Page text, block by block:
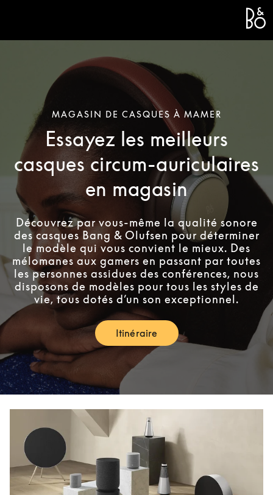
MAGASIN DE CASQUES À MAMER
Essayez les meilleurs
casques circum-auriculaires
en magasin
Découvrez par vous-même la qualité sonore
des casques Bang & Olufsen pour déterminer
le modèle qui vous convient le mieux. Des
mélomanes aux gamers en passant par toutes
les personnes assidues des conférences, nous
disposons de modèles pour tous les styles de
vie, tous dotés d’un son exceptionnel.
ItinéraireLink Opens in New Tab